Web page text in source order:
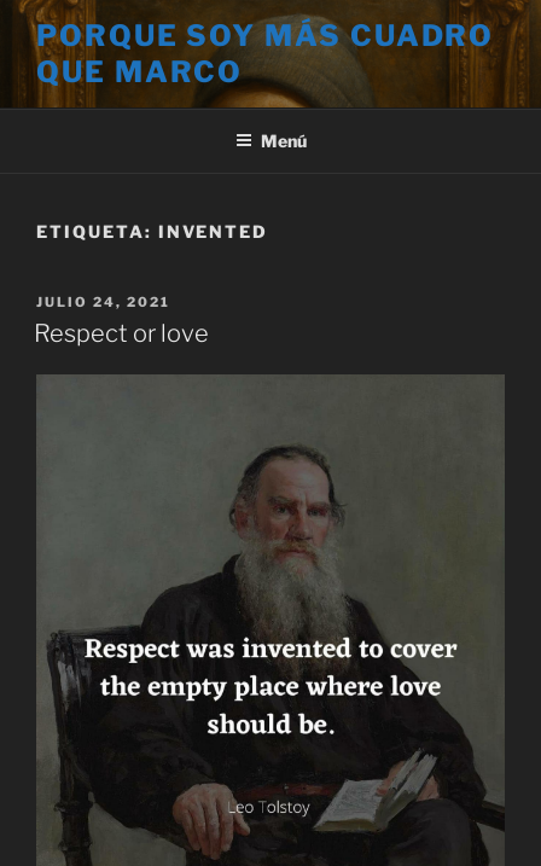
Saltar
contenido
PORQUE SOY MÁS CUADRO
QUE MARCO
Menú
ETIQUETA: INVENTED
PUBLICADO
EL
JULIO 24, 2021
Respect or love